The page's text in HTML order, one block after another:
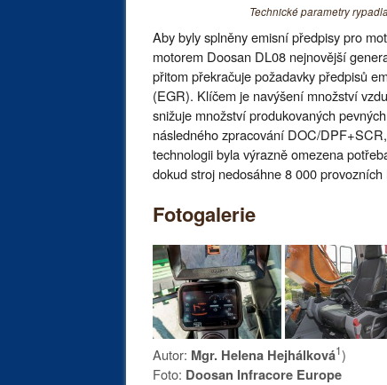
Technické parametry
Aby byly splněny emisní předpisy pro
motorem Doosan DL08 nejnovější
přitom překračuje požadavky předpisů
(EGR). Klíčem je navýšení množství
snižuje množství produkovaných
následného zpracování DOC/
technologii byla výrazně omezena
dokud stroj nedosáhne 8 000 provozních
Fotogalerie
Autor: Mgr. Helena Hejhálková1)
Foto: Doosan Infracore Europe